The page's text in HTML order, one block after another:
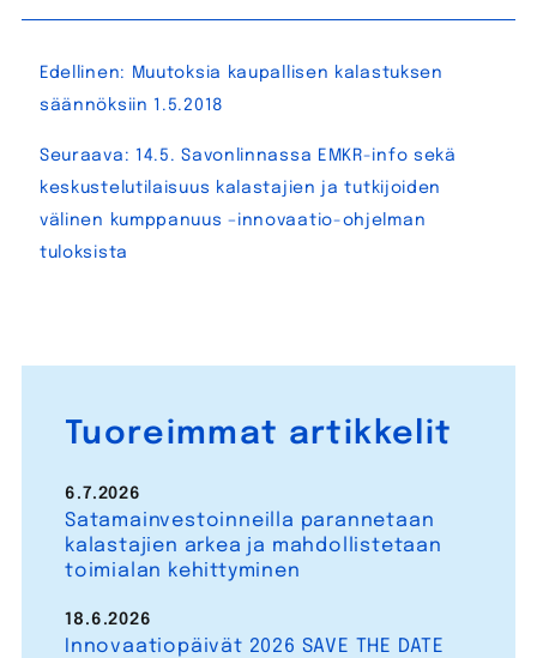
Artikkelien
selaus
Edellinen:
Muutoksia kaupallisen kalastuksen
säännöksiin 1.5.2018
Seuraava: 14.5. Savonlinnassa EMKR-info sekä
keskustelutilaisuus kalastajien ja tutkijoiden
välinen kumppanuus –innovaatio-ohjelman
tuloksista
Tuoreimmat artikkelit
Satamainvestoinneilla parannetaan
kalastajien arkea ja mahdollistetaan
toimialan kehittyminen
6.7.2026
Innovaatiopäivät 2026 SAVE THE DATE
18.6.2026